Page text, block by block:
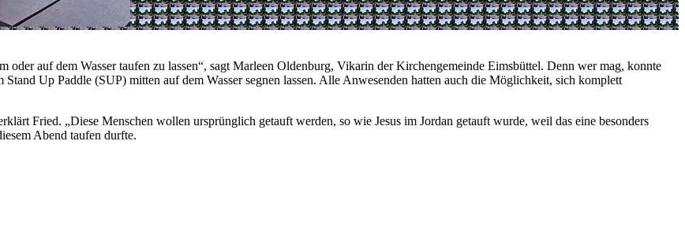
auf dem Wasser taufen zu lassen“, sagt Marleen Oldenburg, Vikarin der Kirchengemeinde Eimsbüttel. Denn wer mag, konnte
Up Paddle (SUP) mitten auf dem Wasser segnen lassen. Alle Anwesenden hatten auch die Möglichkeit, sich komplett
Fried. „Diese Menschen wollen ursprünglich getauft werden, so wie Jesus im Jordan getauft wurde, weil das eine besonders
Abend taufen durfte.